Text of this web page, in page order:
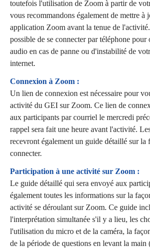
toutefois l'utilisation de Zoom à partir de
vous recommandons également de mettre à
application Zoom avant la tenue de
possible de se connecter par téléphone pour
audio en cas de panne ou d'instabilité de
internet.
Connexion à Zoom :
Un lien de connexion est nécessaire pour
activité du GEI sur Zoom. Ce lien de
aux participants par courriel le mercredi
rappel sera fait une heure avant l'activité.
recevront également un guide détaillé sur la
connecter.
Participation à une activité sur Zoom :
Le guide détaillé qui sera envoyé aux
également toutes les informations sur la
activité se déroulant sur Zoom. Ce guide
l'interprétation simultanée s'il y a lieu, les
l'utilisation du micro et de la caméra, la
de la période de questions en levant la main